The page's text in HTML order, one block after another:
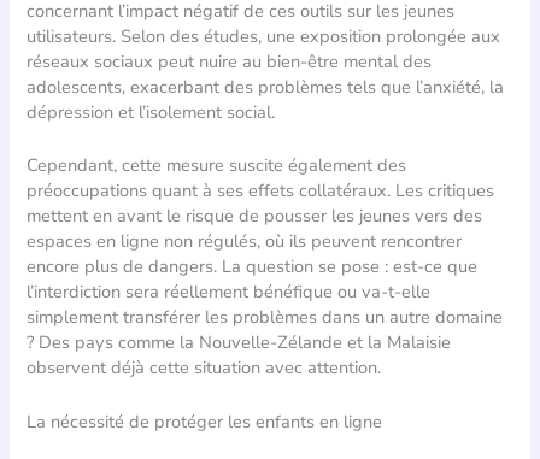
concernant l’impact négatif de ces outils sur les jeunes
utilisateurs. Selon des études, une exposition prolongée aux
réseaux sociaux peut nuire au bien-être mental des
adolescents, exacerbant des problèmes tels que l’anxiété, la
dépression et l’isolement social.
Cependant, cette mesure suscite également des
préoccupations quant à ses effets collatéraux. Les critiques
mettent en avant le risque de pousser les jeunes vers des
espaces en ligne non régulés, où ils peuvent rencontrer
encore plus de dangers. La question se pose : est-ce que
l’interdiction sera réellement bénéfique ou va-t-elle
simplement transférer les problèmes dans un autre domaine
? Des pays comme la Nouvelle-Zélande et la Malaisie
observent déjà cette situation avec attention.
La nécessité de protéger les enfants en ligne